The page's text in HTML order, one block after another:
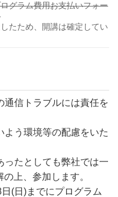
グラム費用お支払いフォー
たため、開講は確定してい
通信トラブルには責任を
よう環境等の配慮をいた
ったとしても弊社では一
上、参加します。
(日)までにプログラム